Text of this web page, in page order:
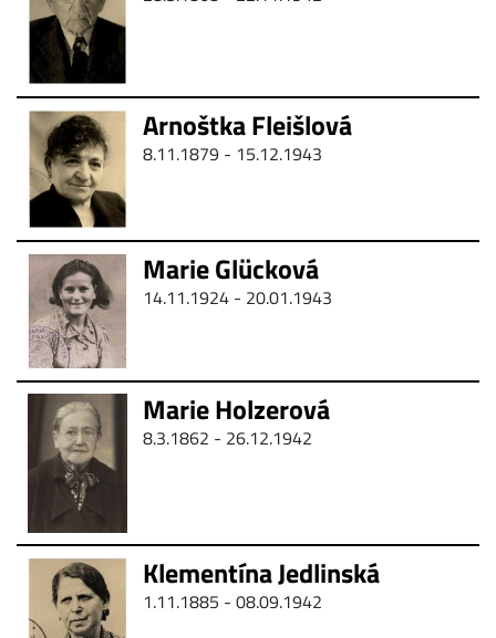
Arnoštka Fleišlová
8.11.1879 - 15.12.1943
Marie Glücková
14.11.1924 - 20.01.1943
Marie Holzerová
8.3.1862 - 26.12.1942
Klementína Jedlinská
1.11.1885 - 08.09.1942